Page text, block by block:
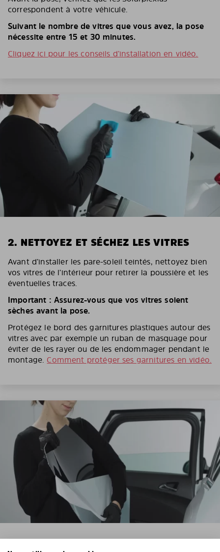
correspondent à votre véhicule.
Suivant le nombre de vitres que vous avez, la pose
nécessite entre 15 et 30 minutes.
Cliquez ici pour les conseils d’installation en vidéo.
2. NETTOYEZ ET SÉCHEZ LES VITRES
Avant d’installer les pare-soleil teintés, nettoyez bien
vos vitres de l’intérieur pour retirer la poussière et les
éventuelles traces.
Important : Assurez-vous que vos vitres soient
sèches avant la pose.
Protégez le bord des garnitures plastiques autour des
vitres avec par exemple un ruban de masquage pour
éviter de les rayer ou de les endommager pendant le
montage. Comment protéger ses garnitures en vidéo.
3. RETIREZ LE FILM DE PROTECTION